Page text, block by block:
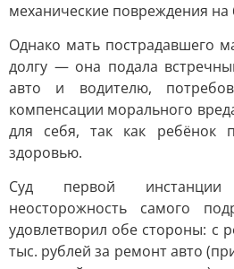
механические повреждения на
Однако мать пострадавшего
долгу — она подала
авто и водителю,
компенсации морального
для себя, так как ребёнок
здоровью.
Суд первой
неосторожность самого
удовлетворил обе стороны: с
тыс. рублей за ремонт авто